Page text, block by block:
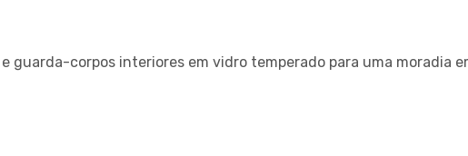
guarda-corpos interiores em vidro temperado para uma moradia